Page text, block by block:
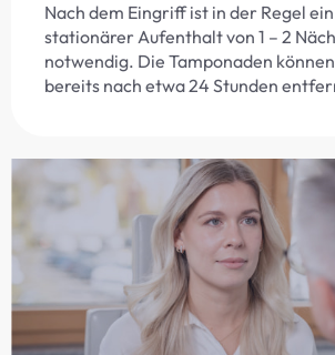
Nach dem Eingriff ist in der Regel
stationärer Aufenthalt von 1 – 2
notwendig. Die Tamponaden
bereits nach etwa 24 Stunden